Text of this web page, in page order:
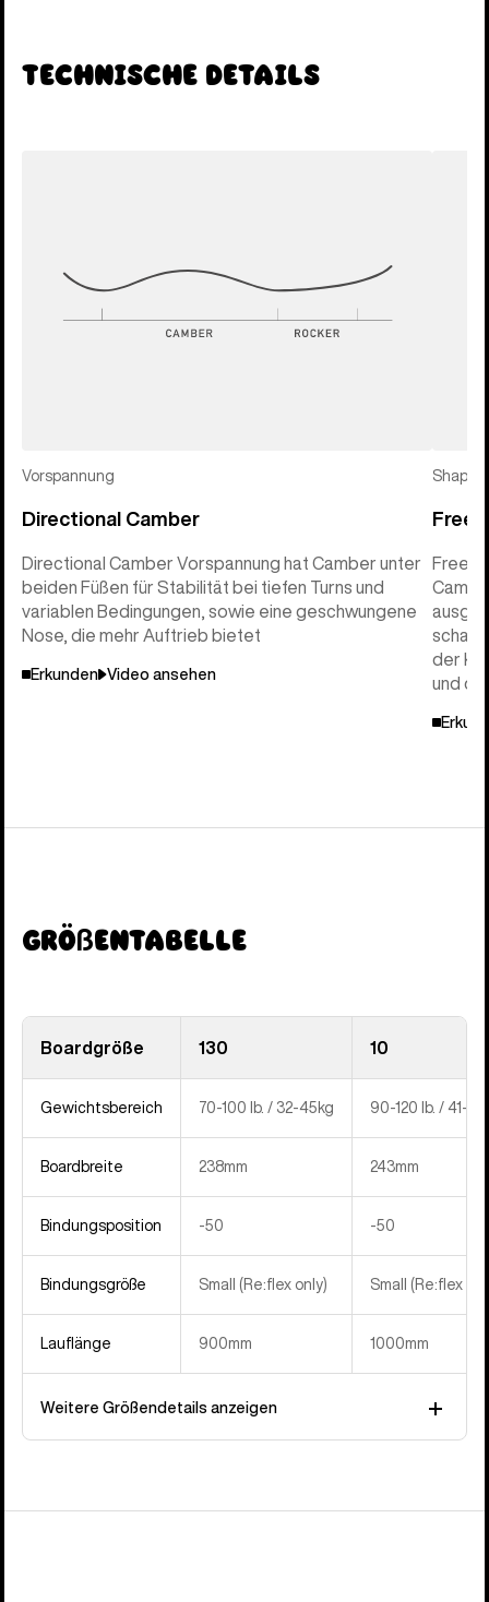
Technische Details
Vorspannung
Directional Camber
Directional Camber Vorspannung hat Camber unter
beiden Füßen für Stabilität bei tiefen Turns und
variablen Bedingungen, sowie eine geschwungene
Nose, die mehr Auftrieb bietet
Erkunden Video ansehen
Shape
der
und
Größentabelle
Boardgröße 130 10
Gewichtsbereich 70-100 lb. / 32-45kg 90-120 lb. / 41-
Boardbreite 238mm 243mm
Bindungsposition -50 -50
Bindungsgröße Small (Re:flex only) Small (Re:flex
Lauflänge 900mm 1000mm
Weitere Größendetails anzeigen